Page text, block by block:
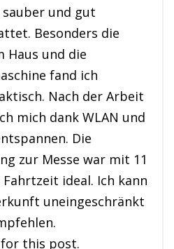
und gut
Besonders die
Haus und die
fand ich
Nach der Arbeit
mich dank WLAN und
Die
zur Messe war mit 11
ideal. Ich kann
uneingeschränkt
this post.